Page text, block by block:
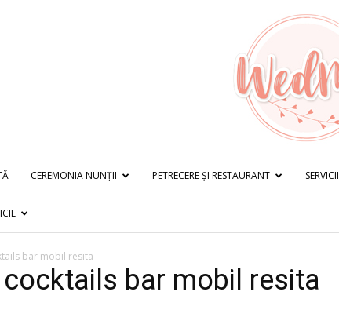
CEREMONIA NUNȚII PETRECERE ȘI RESTAURANT SERVICII
bar mobil resita
cocktails bar mobil resita